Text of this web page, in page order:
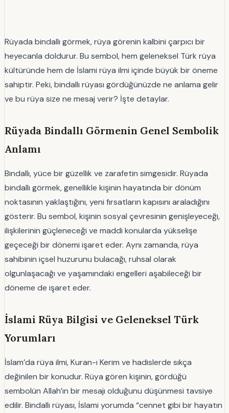
Rüyada bindallı görmek, rüya görenin kalbini çarpıcı bir
heyecanla doldurur. Bu sembol, hem geleneksel Türk rüya
kültüründe hem de İslami rüya ilmi içinde büyük bir öneme
sahiptir. Peki, bindallı rüyası gördüğünüzde ne anlama gelir
ve bu rüya size ne mesaj verir? İşte detaylar.
Rüyada Bindallı Görmenin Genel Sembolik
Anlamı
Bindallı, yüce bir güzellik ve zarafetin simgesidir. Rüyada
bindallı görmek, genellikle kişinin hayatında bir dönüm
noktasının yaklaştığını, yeni fırsatların kapısını araladığını
gösterir. Bu sembol, kişinin sosyal çevresinin genişleyeceği,
ilişkilerinin güçleneceği ve maddi konularda yükselişe
geçeceği bir dönemi işaret eder. Aynı zamanda, rüya
sahibinin içsel huzurunu bulacağı, ruhsal olarak
olgunlaşacağı ve yaşamındaki engelleri aşabileceği bir
döneme de işaret eder.
İslami Rüya Bilgisi ve Geleneksel Türk
Yorumları
İslam’da rüya ilmi, Kuran-ı Kerim ve hadislerde sıkça
değinilen bir konudur. Rüya gören kişinin, gördüğü
sembolün Allah’ın bir mesajı olduğunu düşünmesi tavsiye
edilir. Bindallı rüyası, İslami yorumda “cennet gibi bir hayatın